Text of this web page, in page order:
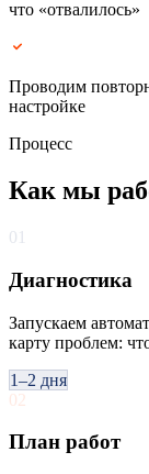
что «отвалилось»
Проводим
настройке
Процесс
Как мы
01
Диагностика
Запускаем
карту проблем:
1–2 дня
02
План работ